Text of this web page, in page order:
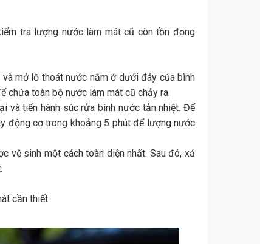
tra lượng nước làm mát cũ còn tồn đọng
mở lỗ thoát nước nằm ở dưới đáy của bình
chứa toàn bộ nước làm mát cũ chảy ra.
và tiến hành súc rửa bình nước tản nhiệt. Để
động cơ trong khoảng 5 phút để lượng nước
vệ sinh một cách toàn diện nhất. Sau đó, xả
cần thiết.